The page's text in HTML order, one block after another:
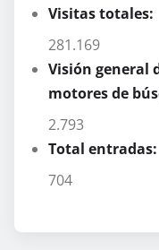
Visitas totales:
281.169
Visión general
motores de
2.793
Total entradas:
704